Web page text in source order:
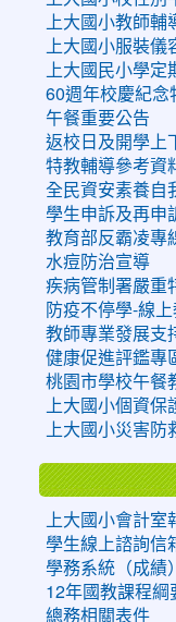
上大國小教師
上大國小服裝儀
上大國民小學
60週年校慶紀念
午餐重要公告
返校日及開學上
特教輔導參考資
全民資安素養自
學生申訴及再申
教育部反霸凌專
水痘防治宣導
疾病管制署嚴重
防疫不停學-線
教師專業發展支
健康促進評鑑專
桃園市學校午餐
上大國小個資保
上大國小災害防
上大國小會計室
學生線上諮詢信
學務系統（成績）
12年國教課程綱
總務相關表件